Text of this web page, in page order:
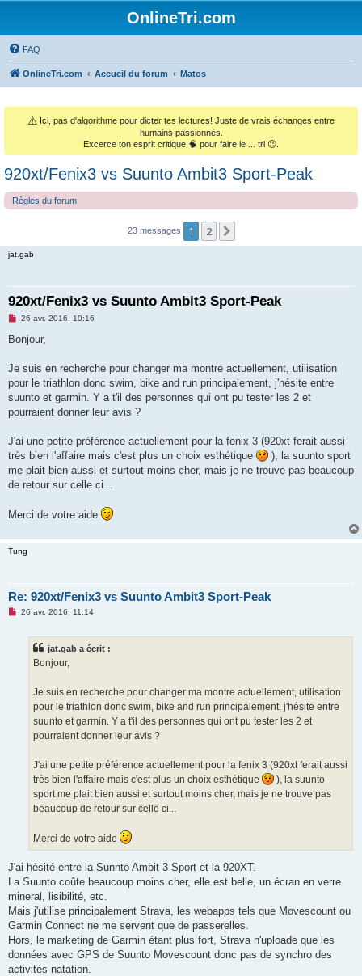
OnlineTri.com
FAQ
OnlineTri.com Accueil du forum Matos
⚠️ Ici, pas d'algorithme pour dicter tes lectures! Juste de vrais échanges entre
humains passionnés.
Excerce ton esprit critique 🧠 pour faire le ... tri 😉.
920xt/Fenix3 vs Suunto Ambit3 Sport-Peak
Règles du forum
23 messages 1 2
jat.gab
920xt/Fenix3 vs Suunto Ambit3 Sport-Peak
M
s
g
n
o
l
26 avr. 2016, 10:16
Bonjour,
Je suis en recherche pour changer ma montre actuellement, utilisation
pour le triathlon donc swim, bike and run principalement, j'hésite entre
suunto et garmin. Y a t'il des personnes qui ont pu tester les 2 et
pourraient donner leur avis ?
J'ai une petite préférence actuellement pour la fenix 3 (920xt ferait aussi
très bien l'affaire mais c'est plus un choix esthétique
), la suunto sport
me plait bien aussi et surtout moins cher, mais je ne trouve pas beaucoup
de retour sur celle ci...
Merci de votre aide
Tung
Re: 920xt/Fenix3 vs Suunto Ambit3 Sport-Peak
M26 avr. 2016, 11:14
jat.gab a écrit :
Bonjour,
Je suis en recherche pour changer ma montre actuellement, utilisation
pour le triathlon donc swim, bike and run principalement, j'hésite entre
suunto et garmin. Y a t'il des personnes qui ont pu tester les 2 et
pourraient donner leur avis ?
J'ai une petite préférence actuellement pour la fenix 3 (920xt ferait aussi
très bien l'affaire mais c'est plus un choix esthétique
), la suunto
sport me plait bien aussi et surtout moins cher, mais je ne trouve pas
beaucoup de retour sur celle ci...
Merci de votre aide
J'ai hésité entre la Sunnto Ambit 3 Sport et la 920XT.
La Suunto coûte beaucoup moins cher, elle est belle, un écran en verre
mineral, lisibilité, etc.
Mais j'utilise principalement Strava, les webapps tels que Movescount ou
Garmin Connect ne me servent que de passerelles.
Hors, le marketing de Garmin étant plus fort, Strava n'uploade que les
données avec GPS de Suunto Movescount donc pas de synchro des
activités natation.